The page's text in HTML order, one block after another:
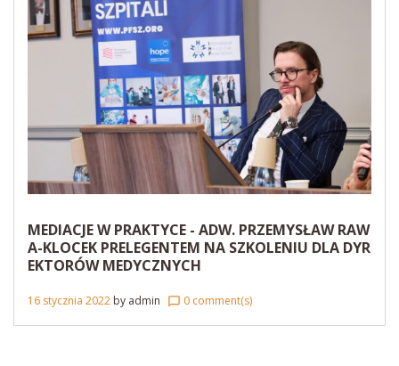
MEDIACJE W PRAKTYCE - ADW. PRZEMYSŁAW RAW
A-KLOCEK PRELEGENTEM NA SZKOLENIU DLA DYR
EKTORÓW MEDYCZNYCH
16 stycznia 2022 by admin chat_bubble_outline 0 comment(s)